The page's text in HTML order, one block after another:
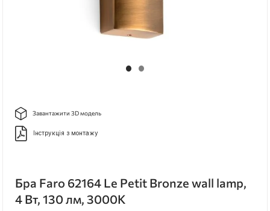
Завантажити 3D модель
Інструкція з монтажу
Бра Faro 62164 Le Petit Bronze wall lamp,
4 Вт, 130 лм, 3000K